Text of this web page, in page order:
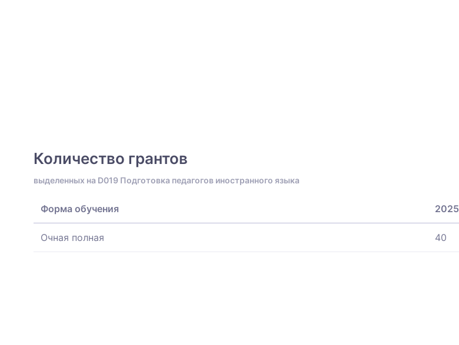
Количество грантов
выделенных на D019 Подготовка педагогов иностранного языка
Форма обучения 2025
Очная полная 40